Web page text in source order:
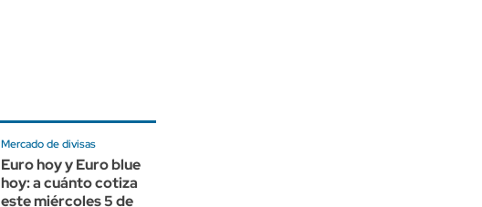
Mercado de divisas
Euro hoy y Euro blue
hoy: a cuánto cotiza
este miércoles 5 de